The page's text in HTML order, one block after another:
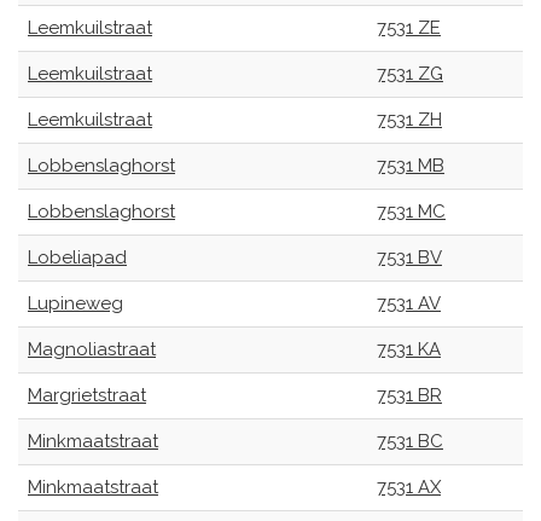
Leemkuilstraat 7531 ZE
Leemkuilstraat 7531 ZG
Leemkuilstraat 7531 ZH
Lobbenslaghorst 7531 MB
Lobbenslaghorst 7531 MC
Lobeliapad 7531 BV
Lupineweg 7531 AV
Magnoliastraat 7531 KA
Margrietstraat 7531 BR
Minkmaatstraat 7531 BC
Minkmaatstraat 7531 AX